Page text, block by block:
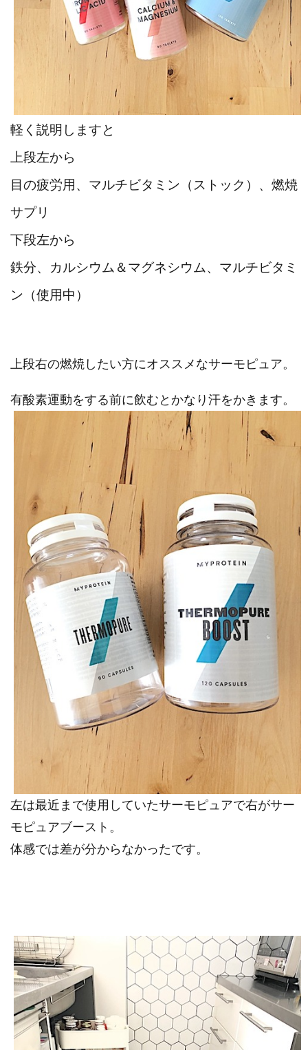
軽く説明しますと
上段左から
目の疲労用、マルチビタミン（ストック）、燃焼
サプリ
下段左から
鉄分、カルシウム＆マグネシウム、マルチビタミ
ン（使用中）
上段右の燃焼したい方にオススメなサーモピュア。
有酸素運動をする前に飲むとかなり汗をかきます。
左は最近まで使用していたサーモピュアで右がサー
モピュアブースト。
体感では差が分からなかったです。